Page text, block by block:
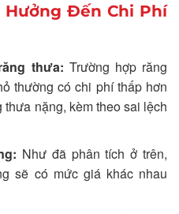
Hưởng Đến Chi Phí
thưa: Trường hợp răng
thường có chi phí thấp hơn
nặng, kèm theo sai lệch
Như đã phân tích ở trên,
sẽ có mức giá khác nhau